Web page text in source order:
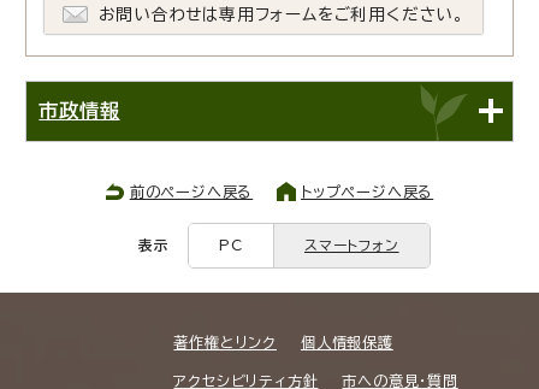
お問い合わせは専用フォームをご利用ください。
市政情報
前のページへ戻る トップページへ戻る
表示 PC スマートフォン
著作権とリンク 個人情報保護
アクセシビリティ方針 市への意見・質問